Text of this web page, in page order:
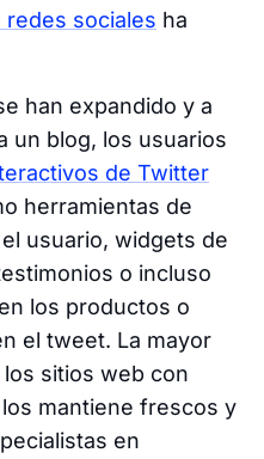
sociales ha
han expandido y a
un blog, los usuarios
de Twitter
herramientas de
usuario, widgets de
o incluso
los productos o
el tweet. La mayor
sitios web con
mantiene frescos y
en